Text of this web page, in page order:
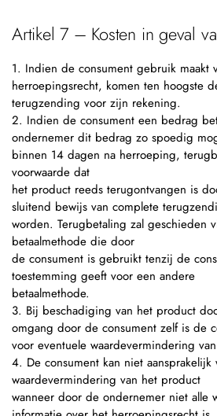
Artikel 7 – Kosten in geval
1. Indien de consument gebruik maakt
herroepingsrecht, komen ten hoogste
terugzending voor zijn rekening.
2. Indien de consument een bedrag
ondernemer dit bedrag zo spoedig
binnen 14 dagen na herroeping,
voorwaarde dat
het product reeds terugontvangen is
sluitend bewijs van complete
worden. Terugbetaling zal geschieden
betaalmethode die door
de consument is gebruikt tenzij de
toestemming geeft voor een andere
betaalmethode.
3. Bij beschadiging van het product
omgang door de consument zelf is de
voor eventuele waardevermindering
4. De consument kan niet
waardevermindering van het product
wanneer door de ondernemer niet alle